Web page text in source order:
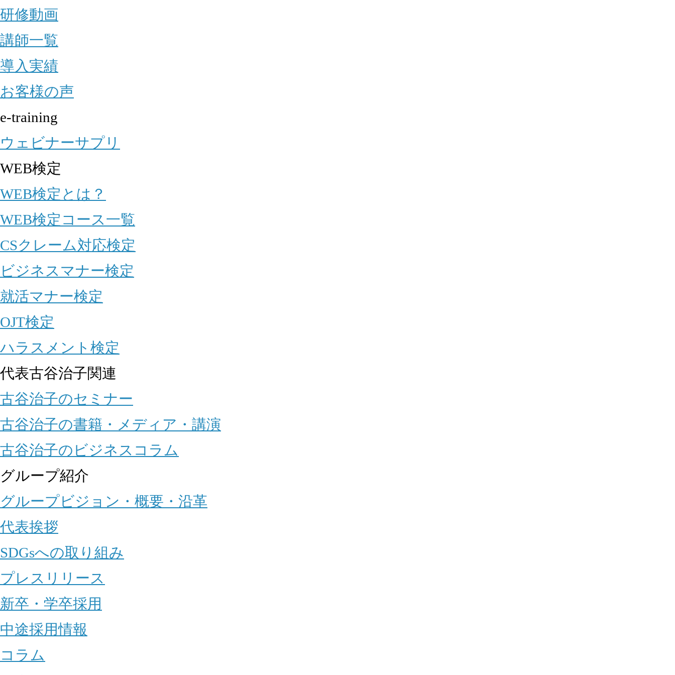
研修動画
講師一覧
導入実績
お客様の声
e-training
ウェビナーサプリ
WEB検定
WEB検定とは？
WEB検定コース一覧
CSクレーム対応検定
ビジネスマナー検定
就活マナー検定
OJT検定
ハラスメント検定
代表古谷治子関連
古谷治子のセミナー
古谷治子の書籍・メディア・講演
古谷治子のビジネスコラム
グループ紹介
グループビジョン・概要・沿革
代表挨拶
SDGsへの取り組み
プレスリリース
新卒・学卒採用
中途採用情報
コラム